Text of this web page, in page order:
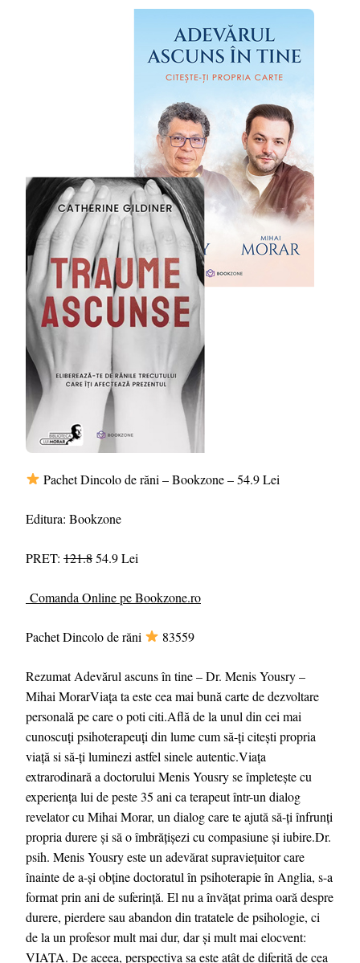
Pachet Dincolo de răni – Bookzone – 54.9 Lei
Editura: Bookzone
PRET: 121.854.9 Lei
Comanda Online pe Bookzone.ro
Pachet Dincolo de răni 83559
Rezumat Adevărul ascuns în tine – Dr. Menis Yousry –
Mihai MorarViața ta este cea mai bună carte de dezvoltare
personală pe care o poti citi.Află de la unul din cei mai
cunoscuți psihoterapeuți din lume cum să-ți citești propria
viață si să-ți luminezi astfel sinele autentic.Viața
extrarodinară a doctorului Menis Yousry se împletește cu
experiența lui de peste 35 ani ca terapeut într-un dialog
revelator cu Mihai Morar, un dialog care te ajută să-ți înfrunți
propria durere și să o îmbrățișezi cu compasiune și iubire.Dr.
psih. Menis Yousry este un adevărat supraviețuitor care
înainte de a-și obține doctoratul în psihoterapie în Anglia, s-a
format prin ani de suferință. El nu a învățat prima oară despre
durere, pierdere sau abandon din tratatele de psihologie, ci
de la un profesor mult mai dur, dar și mult mai elocvent:
VIAȚA. De aceea, perspectiva sa este atât de diferită de cea